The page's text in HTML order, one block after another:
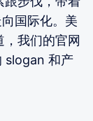
国际化。美
我们的官网
slogan 和产